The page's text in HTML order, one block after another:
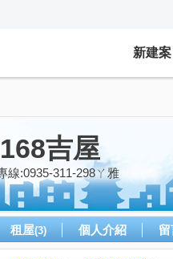
新建案
吉屋
:0935-311-298ㄚ雅
租屋(3) 個人介紹